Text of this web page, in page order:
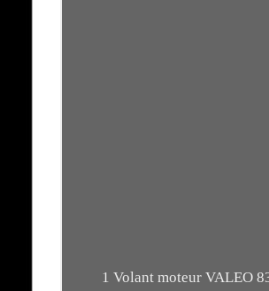
1 Volant moteur VALEO